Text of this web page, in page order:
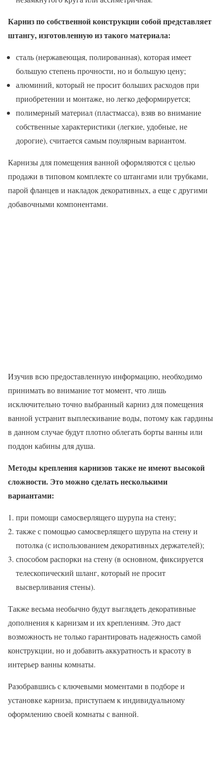
Карниз по собственной конструкции собой представляет
штангу, изготовленную из такого материала:
сталь (нержавеющая, полированная), которая имеет
большую степень прочности, но и большую цену;
алюминий, который не просит больших расходов при
приобретении и монтаже, но легко деформируется;
полимерный материал (пластмасса), взяв во внимание
собственные характеристики (легкие, удобные, не
дорогие), считается самым поулярным вариантом.
Карнизы для помещения ванной оформляются с целью
продажи в типовом комплекте со штангами или трубками,
парой фланцев и накладок декоративных, а еще с другими
добавочными компонентами.
Изучив всю предоставленную информацию, необходимо
принимать во внимание тот момент, что лишь
исключительно точно выбранный карниз для помещения
ванной устранит выплескивание воды, потому как гардины
в данном случае будут плотно облегать борты ванны или
поддон кабины для душа.
Методы крепления карнизов также не имеют высокой
сложности. Это можно сделать несколькими
вариантами:
при помощи самосверлящего шурупа на стену;
также с помощью самосверлящего шурупа на стену и
потолка (с использованием декоративных держателей);
способом распорки на стену (в основном, фиксируется
телескопический шланг, который не просит
высверливания стены).
Также весьма необычно будут выглядеть декоративные
дополнения к карнизам и их креплениям. Это даст
возможность не только гарантировать надежность самой
конструкции, но и добавить аккуратность и красоту в
интерьер ванны комнаты.
Разобравшись с ключевыми моментами в подборе и
установке карниза, приступаем к индивидуальному
оформлению своей комнаты с ванной.